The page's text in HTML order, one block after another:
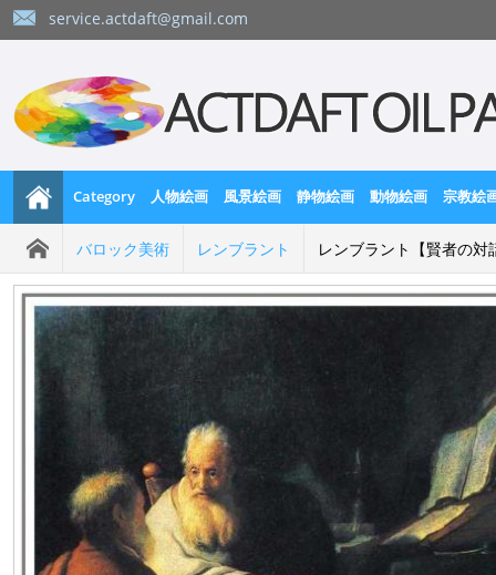
service.actdaft@gmail.com
Category 人物絵画 風景絵画 静物絵画 動物絵画 宗教絵
バロック美術 レンブラント レンブラント【賢者の対